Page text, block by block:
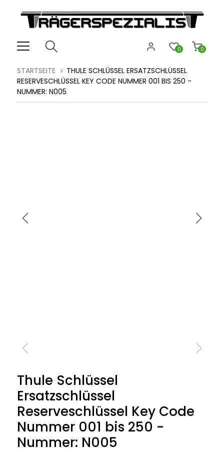
0
0
STARTSEITE
THULE SCHLÜSSEL ERSATZSCHLÜSSEL
RESERVESCHLÜSSEL KEY CODE NUMMER 001 BIS 250 -
NUMMER: N005
Thule Schlüssel
Ersatzschlüssel
Reserveschlüssel Key Code
Nummer 001 bis 250 -
Nummer: N005